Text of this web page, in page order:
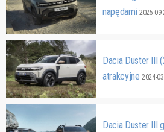
napędami 2025-
Dacia Duster III
atrakcyjne2024-
Dacia Duster III